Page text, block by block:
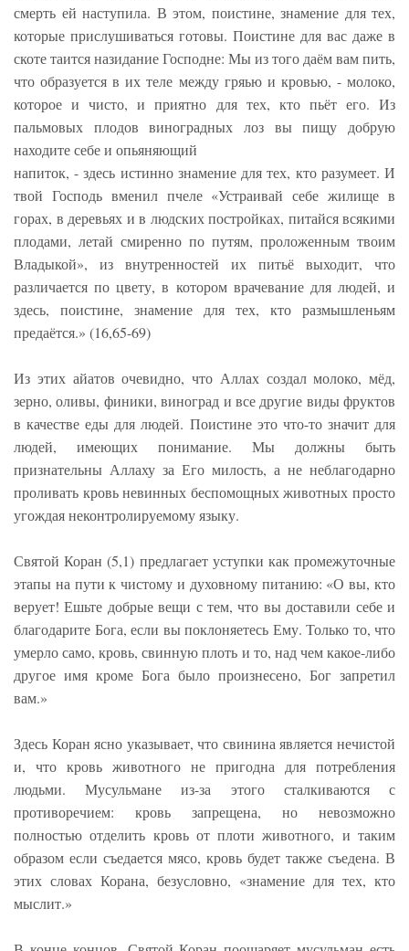
смерть ей наступила. В этом, поистине, знамение для тех,
которые прислушиваться готовы. Поистине для вас даже в
скоте таится назидание Господне: Мы из того даём вам пить,
что образуется в их теле между гряью и кровью, - молоко,
которое и чисто, и приятно для тех, кто пьёт его. Из
пальмовых плодов виноградных лоз вы пищу добрую
находите себе и опьяняющий
напиток, - здесь истинно знамение для тех, кто разумеет. И
твой Господь вменил пчеле «Устраивай себе жилище в
горах, в деревьях и в людских постройках, питайся всякими
плодами, летай смиренно по путям, проложенным твоим
Владыкой», из внутренностей их питьё выходит, что
различается по цвету, в котором врачевание для людей, и
здесь, поистине, знамение для тех, кто размышленьям
предаётся.» (16,65-69)
Из этих айатов очевидно, что Аллах создал молоко, мёд,
зерно, оливы, финики, виноград и все другие виды фруктов
в качестве еды для людей. Поистине это что-то значит для
людей, имеющих понимание. Мы должны быть
признательны Аллаху за Его милость, а не неблагодарно
проливать кровь невинных беспомощных животных просто
угождая неконтролируемому языку.
Святой Коран (5,1) предлагает уступки как промежуточные
этапы на пути к чистому и духовному питанию: «О вы, кто
верует! Ешьте добрые вещи с тем, что вы доставили себе и
благодарите Бога, если вы поклоняетесь Ему. Только то, что
умерло само, кровь, свинную плоть и то, над чем какое-либо
другое имя кроме Бога было произнесено, Бог запретил
вам.»
Здесь Коран ясно указывает, что свинина является нечистой
и, что кровь животного не пригодна для потребления
людьми. Мусульмане из-за этого сталкиваются с
противоречием: кровь запрещена, но невозможно
полностью отделить кровь от плоти животного, и таким
образом если съедается мясо, кровь будет также съедена. В
этих словах Корана, безусловно, «знамение для тех, кто
мыслит.»